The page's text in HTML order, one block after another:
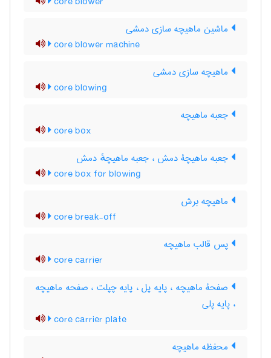
ماشین ماهیچه سازی دمشی
core blower machine
ماهیچه سازی دمشی
core blowing
جعبه ماهیچه
core box
جعبه ماهیچۀ دمش ، جعبه ماهیچهٔ دمش
core box for blowing
ماهیچه برش
core break-off
پس قالب ماهیچه
core carrier
صفحۀ ماهیچه ، پایه پل ، پایه چپلت ، صفحه ماهیچه
، پایه پلی
core carrier plate
محفظه ماهیچه